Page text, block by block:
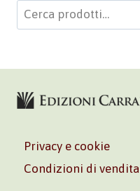
Cerca:
Privacy e cookie
Condizioni di vendita